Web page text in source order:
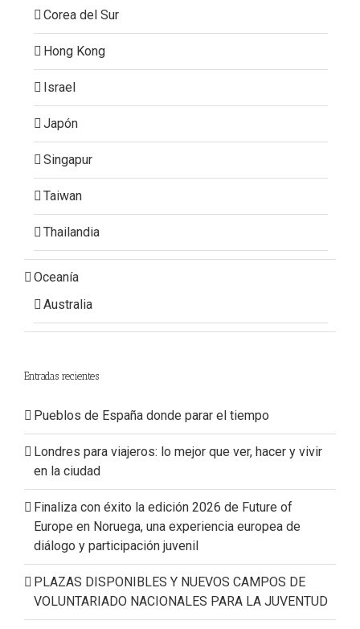
Corea del Sur
Hong Kong
Israel
Japón
Singapur
Taiwan
Thailandia
Oceanía
Australia
Entradas recientes
Pueblos de España donde parar el tiempo
Londres para viajeros: lo mejor que ver, hacer y vivir
en la ciudad
Finaliza con éxito la edición 2026 de Future of
Europe en Noruega, una experiencia europea de
diálogo y participación juvenil
PLAZAS DISPONIBLES Y NUEVOS CAMPOS DE
VOLUNTARIADO NACIONALES PARA LA JUVENTUD